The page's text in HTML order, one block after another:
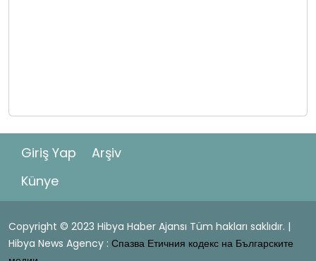
Giriş Yap
Arşiv
Künye
Copyright © 2023 Hibya Haber Ajansı Tüm hakları saklıdır. |
Hibya News Agency : Спазва Етичния кодекс на Българските